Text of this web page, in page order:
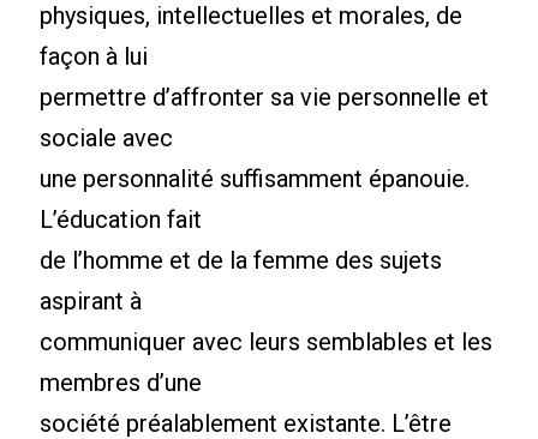
physiques, intellectuelles et morales, de
façon à lui
permettre d’affronter sa vie personnelle et
sociale avec
une personnalité suffisamment épanouie.
L’éducation fait
de l’homme et de la femme des sujets
aspirant à
communiquer avec leurs semblables et les
membres d’une
société préalablement existante. L’être